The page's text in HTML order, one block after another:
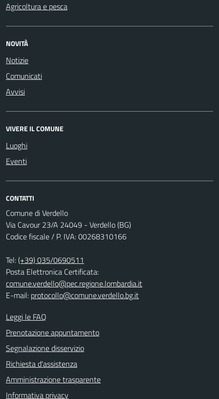
Agricoltura e pesca
NOVITÀ
Notizie
Comunicati
Avvisi
VIVERE IL COMUNE
Luoghi
Eventi
CONTATTI
Comune di Verdello
Via Cavour 23/A 24049 - Verdello (BG)
Codice fiscale / P. IVA: 00268310166
Tel:(+39) 035/0690511
Posta Elettronica Certificata:
comune.verdello@pec.regione.lombardia.it
E-mail: protocollo@comune.verdello.bg.it
Leggi le FAQ
Prenotazione appuntamento
Segnalazione disservizio
Richiesta d'assistenza
Amministrazione trasparente
Informativa privacy